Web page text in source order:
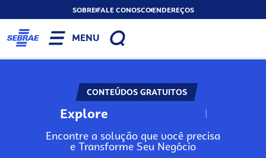
SOBREFALE CONOSCOENDEREÇOS
MENU
CONTEÚDOS GRATUITOS
Explore N
Encontre a solução que você precisa
e Transforme Seu Negócio